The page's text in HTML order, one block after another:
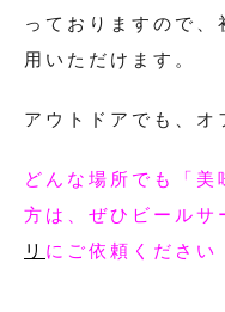
っておりますので、
用いただけます。
アウトドアでも、オ
どんな場所でも「
方は、ぜひビールサ
リ にご依頼ください